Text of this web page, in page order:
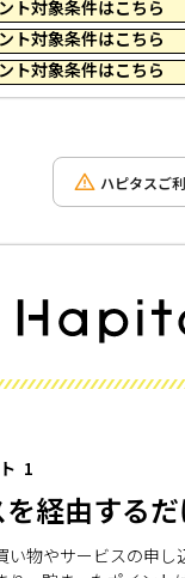
ト対象条件はこちら
ト対象条件はこちら
ト対象条件はこちら
ハピタスご
1
経由する
い物やサービスの申